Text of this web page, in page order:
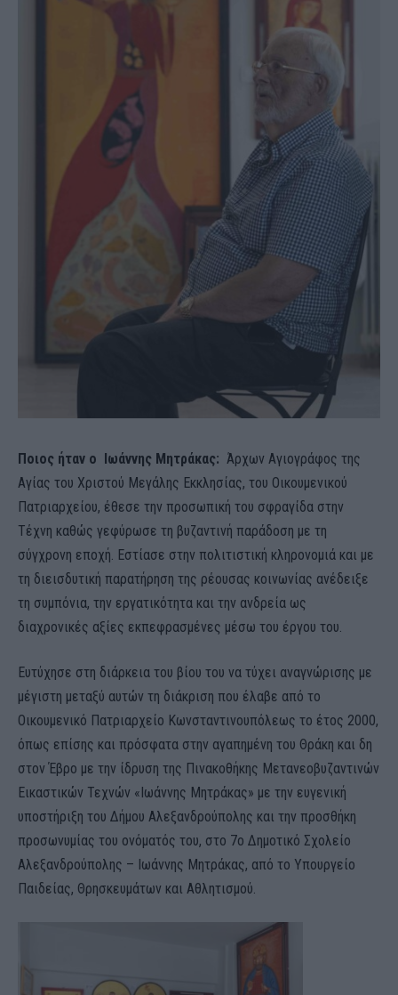
Ποιος ήταν ο Ιωάννης Μητράκας: Άρχων Αγιογράφος της
Αγίας του Χριστού Μεγάλης Εκκλησίας, του Οικουμενικού
Πατριαρχείου, έθεσε την προσωπική του σφραγίδα στην
Τέχνη καθώς γεφύρωσε τη βυζαντινή παράδοση με τη
σύγχρονη εποχή. Εστίασε στην πολιτιστική κληρονομιά και με
τη διεισδυτική παρατήρηση της ρέουσας κοινωνίας ανέδειξε
τη συμπόνια, την εργατικότητα και την ανδρεία ως
διαχρονικές αξίες εκπεφρασμένες μέσω του έργου του.
Ευτύχησε στη διάρκεια του βίου του να τύχει αναγνώρισης με
μέγιστη μεταξύ αυτών τη διάκριση που έλαβε από το
Οικουμενικό Πατριαρχείο Κωνσταντινουπόλεως το έτος 2000,
όπως επίσης και πρόσφατα στην αγαπημένη του Θράκη και δη
στον Έβρο με την ίδρυση της Πινακοθήκης Μετανεοβυζαντινών
Εικαστικών Τεχνών «Ιωάννης Μητράκας» με την ευγενική
υποστήριξη του Δήμου Αλεξανδρούπολης και την προσθήκη
προσωνυμίας του ονόματός του, στο 7ο Δημοτικό Σχολείο
Αλεξανδρούπολης – Ιωάννης Μητράκας, από το Υπουργείο
Παιδείας, Θρησκευμάτων και Αθλητισμού.